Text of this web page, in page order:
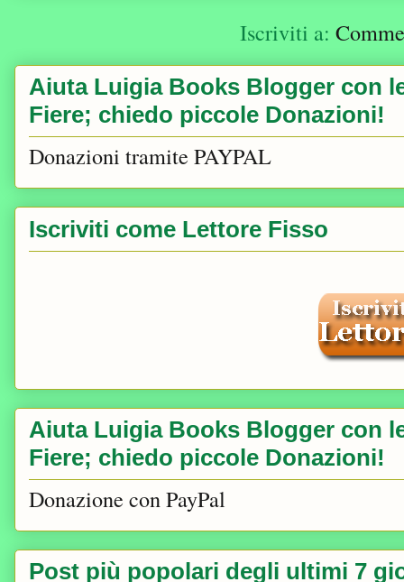
Iscriviti a:
Aiuta Luigia Books Blogger con
Fiere; chiedo piccole Donazioni!
Donazioni tramite PAYPAL
Iscriviti come Lettore Fisso
Aiuta Luigia Books Blogger con
Fiere; chiedo piccole Donazioni!
Donazione con PayPal
Post più popolari degli ultimi 7